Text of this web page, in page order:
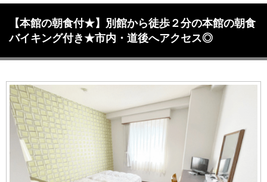
【本館の朝食付★】別館から徒歩２分の本館の朝食
バイキング付き★市内・道後へアクセス◎